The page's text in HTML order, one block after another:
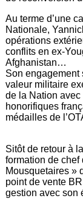
Au terme d’une
Nationale,
opérations
conflits en ex-
Afghanistan…
Son engagement
valeur militaire
de la Nation avec
honorifiques
médailles de
Sitôt de retour à
formation de chef
Mousquetaires »
point de vente
gestion avec son